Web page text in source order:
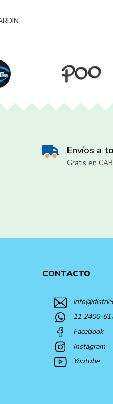
Envíos a
Gratis en
CONTACTO
11 2400-
Facebook
Instagram
Youtube